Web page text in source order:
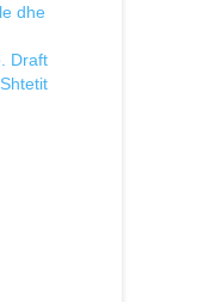
dhe
Draft